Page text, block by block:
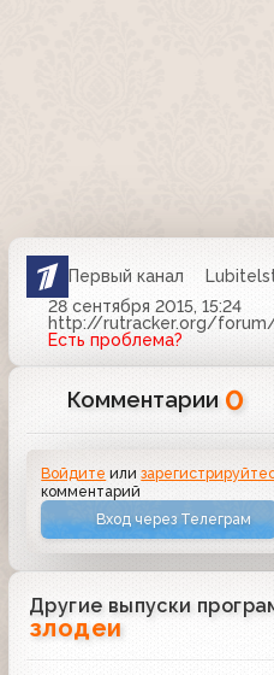
Первый канал
28 сентября 2015, 15:24
http://rutracker.org/forum/
Есть проблема?
Комментарии 0
Войдите или
комментарий
Вход через Телеграм
Другие выпуски
злодеи